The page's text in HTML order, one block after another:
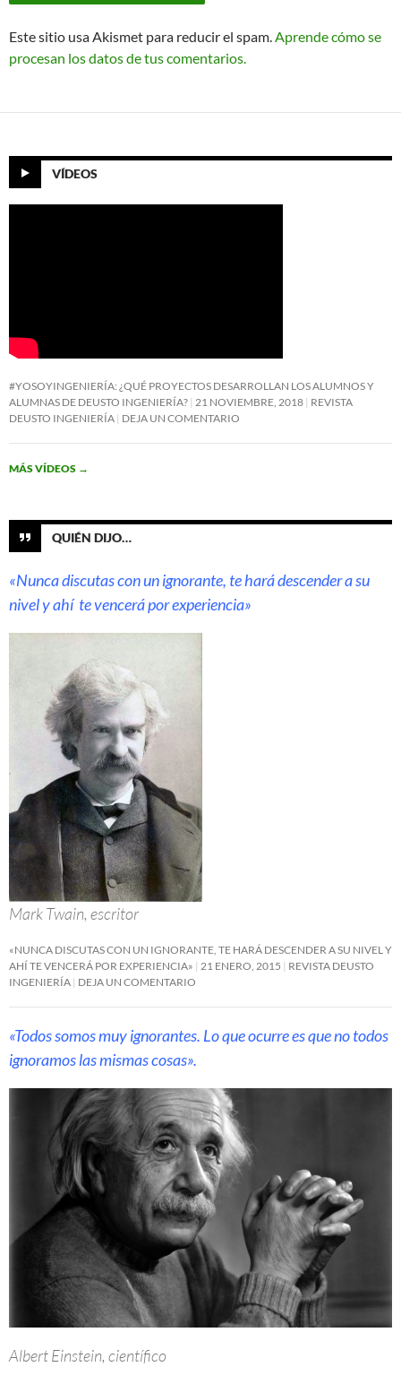
Este sitio usa Akismet para reducir el spam. Aprende cómo se
procesan los datos de tus comentarios.
VÍDEOS
#YOSOYINGENIERÍA: ¿QUÉ PROYECTOS DESARROLLAN LOS ALUMNOS Y
ALUMNAS DE DEUSTO INGENIERÍA? 21 NOVIEMBRE, 2018 REVISTA
DEUSTO INGENIERÍA DEJA UN COMENTARIO
MÁS VÍDEOS →
QUIÉN DIJO…
«Nunca discutas con un ignorante, te hará descender a su
nivel y ahí te vencerá por experiencia»
Mark Twain, escritor
«NUNCA DISCUTAS CON UN IGNORANTE, TE HARÁ DESCENDER A SU NIVEL Y
AHÍ TE VENCERÁ POR EXPERIENCIA»
21 ENERO, 2015
REVISTA DEUSTO
INGENIERÍA DEJA UN COMENTARIO
«Todos somos muy ignorantes. Lo que ocurre es que no todos
ignoramos las mismas cosas».
Albert Einstein, científico